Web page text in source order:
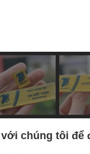
chúng tôi